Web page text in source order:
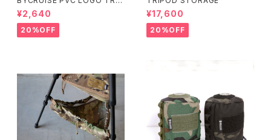
Y
¥2,640
20%OFF
¥17,600
20%OFF